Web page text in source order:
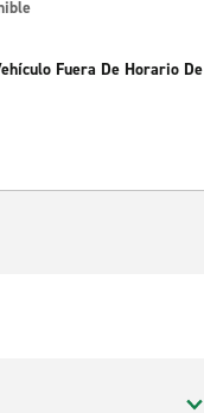
Fuera De Horario De